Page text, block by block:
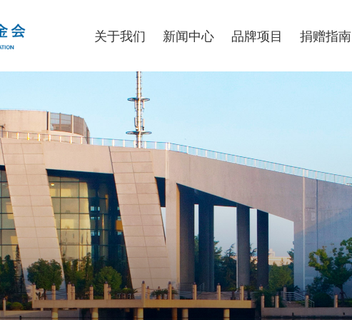
关于我们 新闻中心 品牌项目 捐赠指南